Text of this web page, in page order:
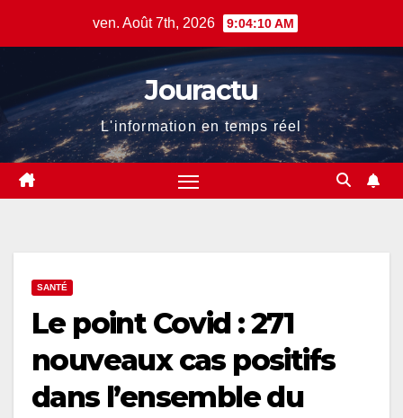
ven. Août 7th, 2026 9:04:10 AM
Jouractu
L'information en temps réel
SANTÉ
Le point Covid : 271
nouveaux cas positifs
dans l’ensemble du